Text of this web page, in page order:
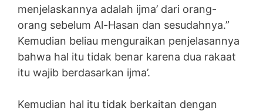
menjelaskannya adalah ijma’ dari orang-
orang sebelum Al-Hasan dan sesudahnya.”
Kemudian beliau menguraikan penjelasannya
bahwa hal itu tidak benar karena dua rakaat
itu wajib berdasarkan ijma’.
Kemudian hal itu tidak berkaitan dengan